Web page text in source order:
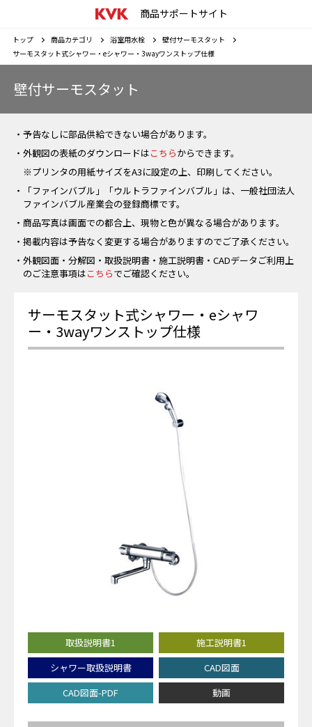
商品サポートサイト
トップ 商品カテゴリ 浴室用水栓
壁付サーモスタット
サーモスタット式シャワー・eシャワー・3wayワンストップ仕様
壁付サーモスタット
・予告なしに部品供給できない場合があります。
・外観図の表紙のダウンロードはこちらからできます。
※プリンタの用紙サイズをA3に設定の上、印刷してください。
・「ファインバブル」「ウルトラファインバブル」は、一般社団法人
ファインバブル産業会の登録商標です。
・商品写真は画面での都合上、現物と色が異なる場合があります。
・掲載内容は予告なく変更する場合がありますのでご了承ください。
・外観図面・分解図・取扱説明書・施工説明書・CADデータご利用上
のご注意事項はこちらでご確認ください。
サーモスタット式シャワー・eシャワ
ー・3wayワンストップ仕様
取扱説明書1
施工説明書1
シャワー取扱説明書
CAD図面
CAD図面-PDF
動画